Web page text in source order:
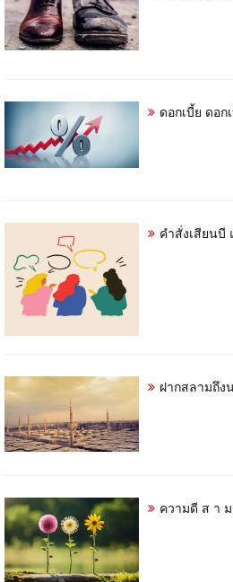
ดอกเบี้ย ดอก
คำสั่งเสียนบี
ฝากสลามถึ
ความดี ส า